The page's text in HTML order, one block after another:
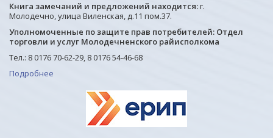
Книга замечаний и предложений находится:г.
Молодечно, улица Виленская, д.11 пом.37.
Уполномоченные по защите прав потребителей: Отдел
торговли и услуг Молодечненского райисполкома
Тел.: 8 0176 70-62-29, 8 0176 54-46-68
Подробнее